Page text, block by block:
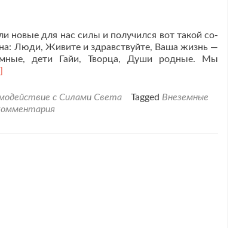
новые для нас силы и получился вот такой со-
Люди, Живите и здравствуйте, Ваша жизнь —
дети Гайи, Творца, Души родные. Мы
с Силами Света Tagged Внеземные